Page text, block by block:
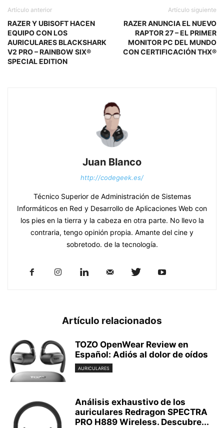
Artículo anterior
RAZER Y UBISOFT HACEN
EQUIPO CON LOS
AURICULARES BLACKSHARK
V2 PRO – RAINBOW SIX®
SPECIAL EDITION
Artículo siguiente
RAZER ANUNCIA EL NUEVO
RAPTOR 27 – EL PRIMER
MONITOR PC DEL MUNDO
CON CERTIFICACIÓN THX®
Juan Blanco
http://codegeek.es/
Técnico Superior de Administración de Sistemas
Informáticos en Red y Desarrollo de Aplicaciones Web con
los pies en la tierra y la cabeza en otra parte. No llevo la
contraria, tengo opinión propia. Amante del cine y
sobretodo. de la tecnología.
Artículo relacionados
TOZO OpenWear Review en
Español: Adiós al dolor de oídos
AURICULARES
Análisis exhaustivo de los
auriculares Redragon SPECTRA
PRO H889 Wireless. Descubre...